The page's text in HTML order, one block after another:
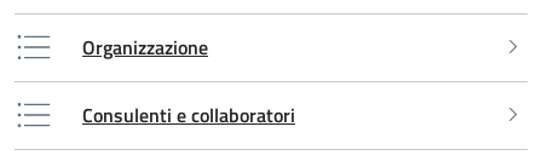
Organizzazione
Consulenti e collaboratori